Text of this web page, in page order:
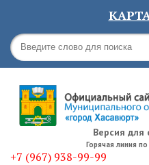
Версия для
Горячая линия
+7 (967) 938-99-99